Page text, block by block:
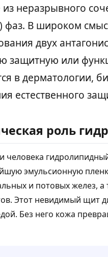
неразрывного
фаз. В широком
двух
защитную или
в дерматологии,
естественного
роль
человека
эмульсионную
и потовых желез,
Этот невидимый щит
Без него кожа